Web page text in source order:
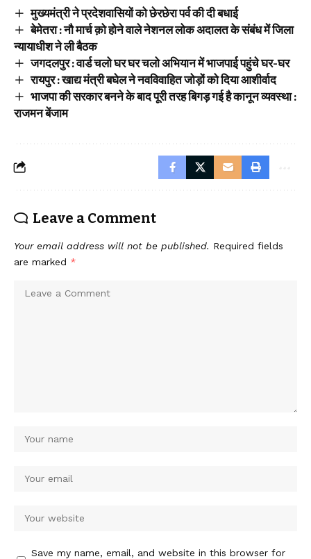
मुख्यमंत्री ने प्रदेशवासियों को छेरछेरा पर्व की दी बधाई
बेमेतरा : नौ मार्च क़ो होने वाले नेशनल लोक अदालत के संबंध में जिला
न्यायाधीश ने ली बैठक
जगदलपुर : वार्ड चलो घर घर चलो अभियान में भाजपाई पहुंचे घर-घर
रायपुर : खाद्य मंत्री बघेल ने नवविवाहित जोड़ों को दिया आशीर्वाद
भाजपा की सरकार बनने के बाद पूरी तरह बिगड़ गई है कानून व्यवस्था :
राजमन बेंजाम
Leave a Comment
Your email address will not be published. Required fields
are marked *
Save my name, email, and website in this browser for